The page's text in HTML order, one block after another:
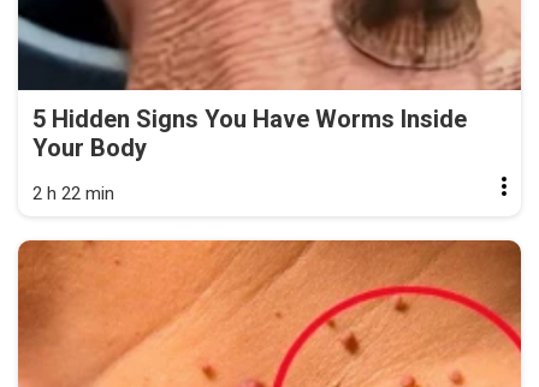
5 Hidden Signs You Have Worms Inside
Your Body
2 h 22 min